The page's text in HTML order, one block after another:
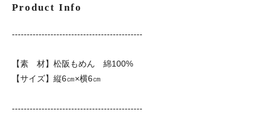
Product Info
--------------------------------------------
【素 材】松阪もめん 綿100%
【サイズ】縦6㎝×横6㎝
--------------------------------------------